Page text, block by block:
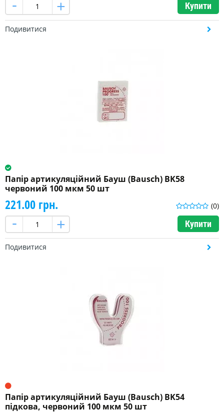
Купити
Подивитися
Папір артикуляційний Бауш (Bausch) BK58
червоний 100 мкм 50 шт
(0)
221.00 грн.
Купити
Подивитися
Папір артикуляційний Бауш (Bausch) BK54
підкова, червоний 100 мкм 50 шт